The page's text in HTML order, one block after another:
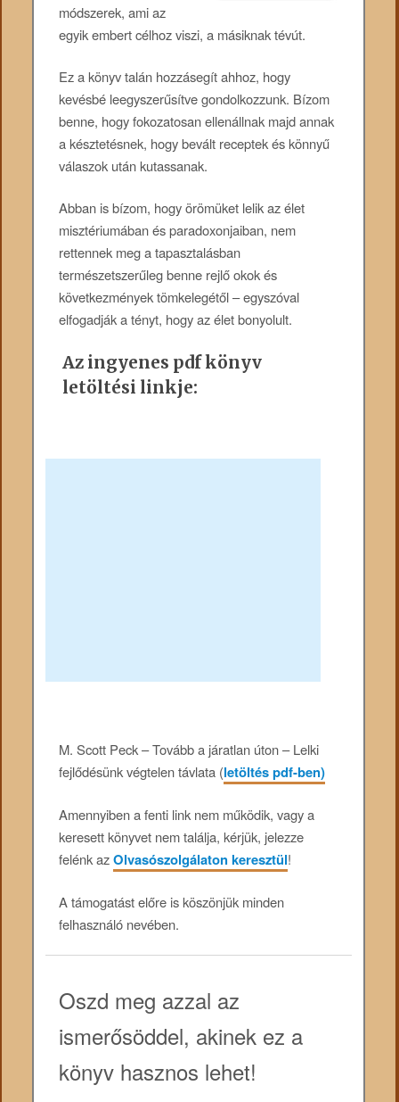
módszerek, ami az
egyik embert célhoz viszi, a másiknak tévút.
Ez a könyv talán hozzásegít ahhoz, hogy
kevésbé leegyszerűsítve gondolkozzunk. Bízom
benne, hogy fokozatosan ellenállnak majd annak
a késztetésnek, hogy bevált receptek és könnyű
válaszok után kutassanak.
Abban is bízom, hogy örömüket lelik az élet
misztériumában és paradoxonjaiban, nem
rettennek meg a tapasztalásban
természetszerűleg benne rejlő okok és
következmények tömkelegétől – egyszóval
elfogadják a tényt, hogy az élet bonyolult.
Az ingyenes pdf könyv
letöltési linkje:
M. Scott Peck – Tovább a járatlan úton – Lelki
fejlődésünk végtelen távlata (letöltés pdf-ben)
Amennyiben a fenti link nem működik, vagy a
keresett könyvet nem találja, kérjük, jelezze
felénk azOlvasószolgálaton keresztül!
A támogatást előre is köszönjük minden
felhasználó nevében.
Oszd meg azzal az
ismerősöddel, akinek ez a
könyv hasznos lehet!